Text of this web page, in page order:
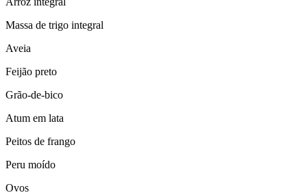
Massa de trigo integral
Aveia
Feijão preto
Grão-de-bico
Atum em lata
Peitos de frango
Peru moído
Ovos